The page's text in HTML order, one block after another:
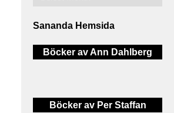
Sananda Hemsida
Böcker av Ann Dahlberg
Böcker av Per Staffan